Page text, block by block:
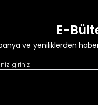
yaygın kullanılan
E-
ve yeniliklerden